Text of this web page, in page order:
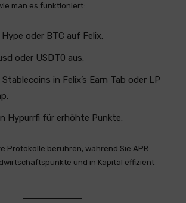
man es funktioniert:
oder BTC auf Felix.
oder USDT0 aus.
in Felix’s Earn Tab oder LP
Hypurrfi für erhöhte Punkte.
Protokolle berühren, während Sie APR
und in Kapital effizient